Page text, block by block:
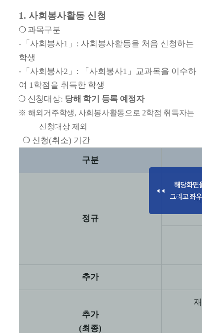
1. 사회봉사활동 신청
❍ 과목구분
- 「 사회봉사1 」 : 사회봉사활동을 처음 신청하는
학생
- 「 사회봉사2 」 : 「 사회봉사1 」
교과목을 이수하
여 1 학점을 취득한 학생
❍ 신청대상: 당해 학기 등록 예정자
※ 해외거주학생, 사회봉사활동으로 2학점 취득자는
신청대상 제외
❍ 신청(취소) 기간
구분
정규
재학생
추가
추가
(최종)
재학생